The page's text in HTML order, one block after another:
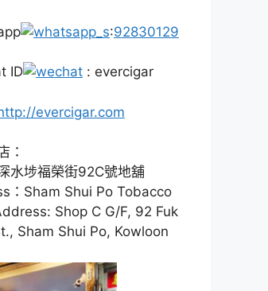
:92830129
ID : evercigar
evercigar.com
：
水埗福榮街92C號地舖
：Sham Shui Po Tobacco
Shop C G/F, 92 Fuk
Sham Shui Po, Kowloon